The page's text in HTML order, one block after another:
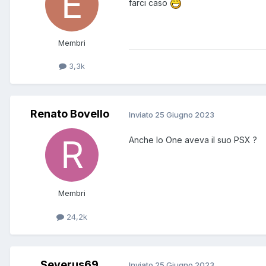
Membri
3,3k
farci caso
Renato Bovello
Membri
24,2k
Inviato 25 Giugno 2023
Anche lo One aveva il suo PSX ?